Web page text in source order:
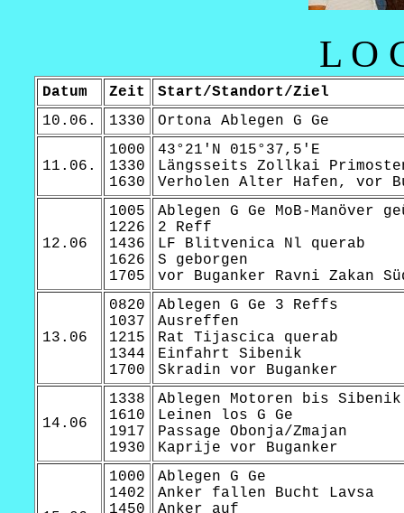
L O
Datum Zeit
Start/Standort/Ziel
10.06.
1330 Ortona Ablegen G Ge
11.06.
1000
1330
1630
43°21'N 015°37,5'E
Längsseits Zollkai
Verholen Alter Hafen, vor
12.06
1005
1226
1436
1626
1705
Ablegen G Ge MoB-Manöver
2 Reff
LF Blitvenica Nl querab
S geborgen
vor Buganker Ravni Zakan
13.06
0820
1037
1215
1344
1700
Ablegen G Ge 3 Reffs
Ausreffen
Rat Tijascica querab
Einfahrt Sibenik
Skradin vor Buganker
14.06
1338
1610
1917
1930
Ablegen Motoren bis Sibenik
Leinen los G Ge
Passage Obonja/Zmajan
Kaprije vor Buganker
1000
1402
1450
Ablegen G Ge
Anker fallen Bucht Lavsa
Anker auf